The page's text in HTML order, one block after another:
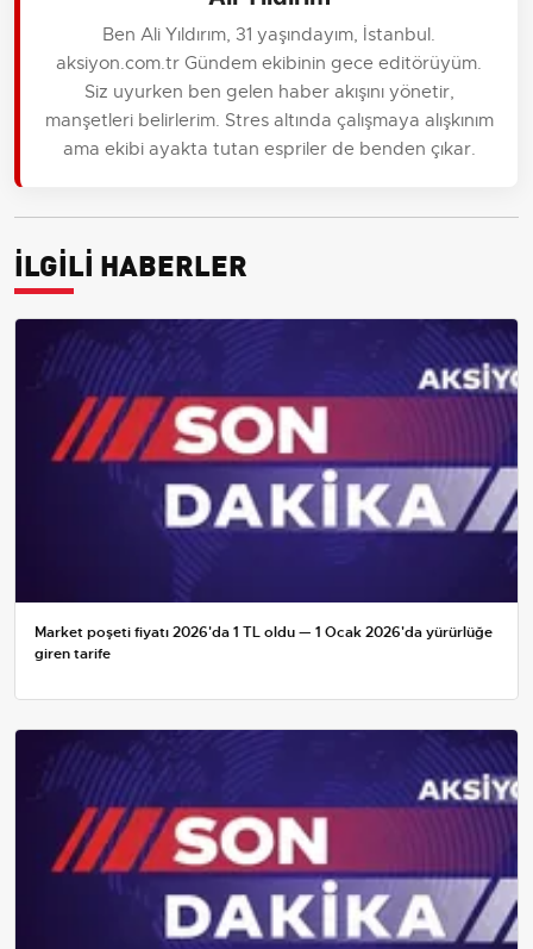
Ben Ali Yıldırım, 31 yaşındayım, İstanbul.
aksiyon.com.tr Gündem ekibinin gece editörüyüm.
Siz uyurken ben gelen haber akışını yönetir,
manşetleri belirlerim. Stres altında çalışmaya alışkınım
ama ekibi ayakta tutan espriler de benden çıkar.
İLGİLİ HABERLER
Market poşeti fiyatı 2026'da 1 TL oldu — 1 Ocak 2026'da yürürlüğe
giren tarife